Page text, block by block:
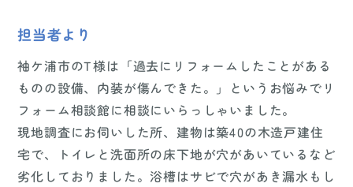
担当者より
袖ケ浦市のT様は「過去にリフォームしたことがある
ものの設備、内装が傷んできた。」というお悩みでリ
フォーム相談館に相談にいらっしゃいました。
現地調査にお伺いした所、建物は築40の木造戸建住
宅で、トイレと洗面所の床下地が穴があいているなど
劣化しておりました。浴槽はサビで穴があき漏水もし